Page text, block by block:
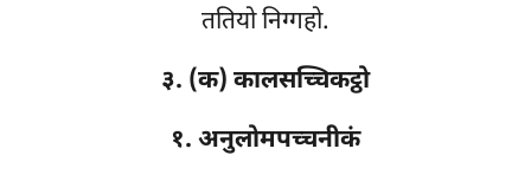
ततियो निग्गहो.
३. (क) कालसच्चिकट्ठो
१. अनुलोमपच्चनीकं